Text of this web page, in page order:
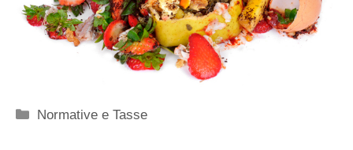
Categorie
Normative e Tasse